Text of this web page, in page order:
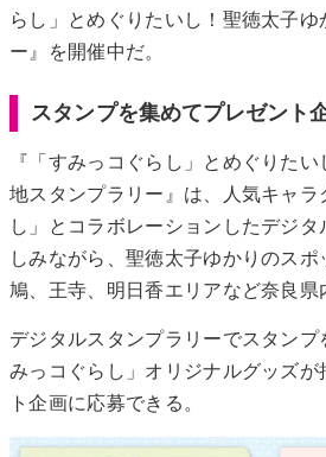
らし」とめぐりたいし！聖徳太子ゆ
ー』を開催中だ。
スタンプを集めてプレゼント
『「すみっコぐらし」とめぐりた
地スタンプラリー』は、人気キャラ
し」とコラボレーションしたデジ
しみながら、聖徳太子ゆかりのス
鳩、王寺、明日香エリアなど奈良県
デジタルスタンプラリーでスタンプ
みっコぐらし」オリジナルグッズが
ト企画に応募できる。